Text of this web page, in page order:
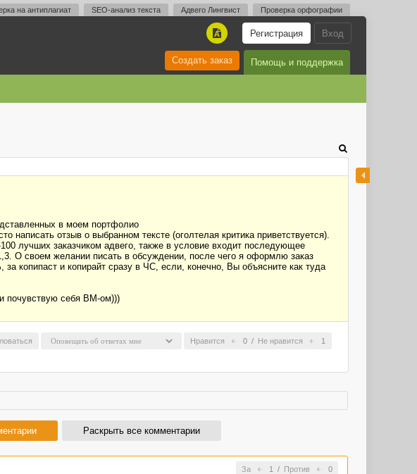
на антиплагиат SEO-анализ текста Адвего Лингвист Проверка орфографии
Вход
Регистрация
A
Помощь и поддержка
Создать заказ
в моем портфолио
написать отзыв о выбранном тексте (оголтелая критика приветствуется).
лучших заказчиком адвего, также в условие входит последующее
О своем желании писать в обсуждении, после чего я оформлю заказ
копипаст и копирайт сразу в ЧС, если, конечно, Вы объясните как туда
почувствую себя ВМ-ом)))
Нравится 0 / Не нравится 1
Раскрыть все комментарии
За 1 / Против 0